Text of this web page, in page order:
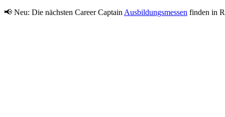
📢 Neu: Die nächsten Career Captain Ausbildungsmessen finden in